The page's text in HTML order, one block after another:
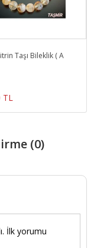
Taşı Bileklik ( A
TL
(0)
İlk yorumu